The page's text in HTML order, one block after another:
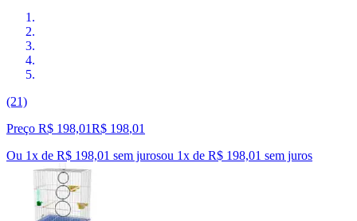
(21)
Preço R$ 198,01R$ 198,01
Ou 1x de R$ 198,01 sem jurosou 1x de R$ 198,01 sem juros